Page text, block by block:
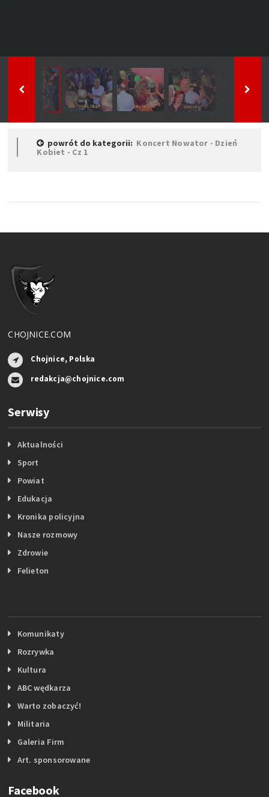
powrót do kategorii: Koncert Nowator - Dzień
Kobiet - Cz 1
CHOJNICE.COM
Chojnice, Polska
redakcja@chojnice.com
Serwisy
Aktualności
Sport
Powiat
Edukacja
Kronika policyjna
Nasze rozmowy
Zdrowie
Felieton
Komunikaty
Rozrywka
Kultura
ABC wędkarza
Warto zobaczyć!
Militaria
Galeria Firm
Art. sponsorowane
Facebook